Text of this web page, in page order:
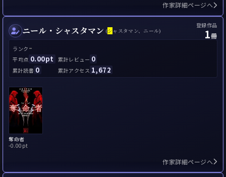
作家詳細ページへ
ニール・シャスタマン (シ ャスタマン、ニール)
登録作品
1冊
ランク -
平均点 0.00pt 累計レビュー 0
累計読書 0 累計アクセス 1,672
奪命者
-0.00pt
作家詳細ページへ